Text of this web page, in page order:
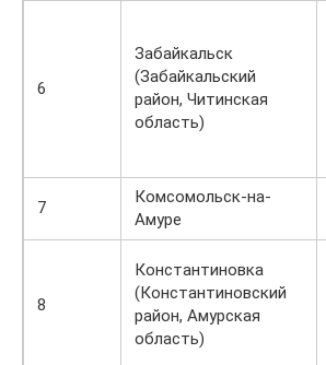
6
Забайкальск
(Забайкальский
район, Читинская
область)
7
Комсомольск-на-
Амуре
8
Константиновка
(Константиновский
район, Амурская
область)